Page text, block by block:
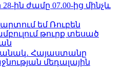
28-ին ժամը 07.00-ից մինչև
եմ Ռուբեն
թուրք տեսած
Հայաստանը
մեդալային